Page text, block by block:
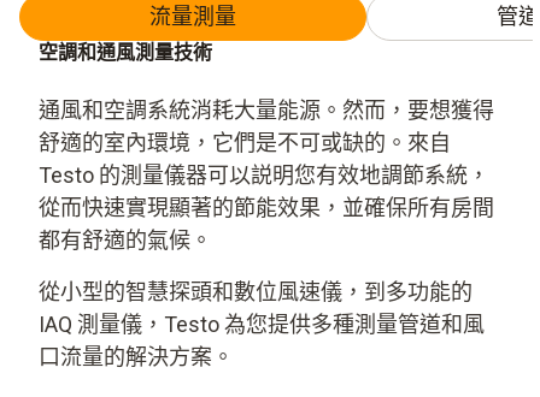
流量測量 管
空調和通風測量技術
通風和空調系統消耗大量能源。然而，要想獲得
舒適的室內環境，它們是不可或缺的。來自
Testo 的測量儀器可以説明您有效地調節系統，
從而快速實現顯著的節能效果，並確保所有房間
都有舒適的氣候。
從小型的智慧探頭和數位風速儀，到多功能的
IAQ 測量儀，Testo 為您提供多種測量管道和風
口流量的解決方案。